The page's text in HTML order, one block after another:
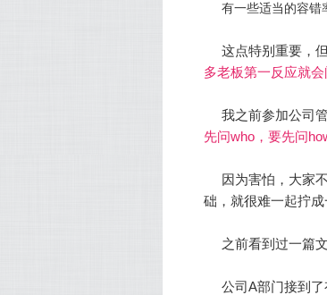
有一些适当的容错
这点特别重要，
多老板第一反应就会
我之前参加公司
先问who，要先问
因为害怕，大家
础，就很难一起拧成
之前看到过一篇
公司A部门接到